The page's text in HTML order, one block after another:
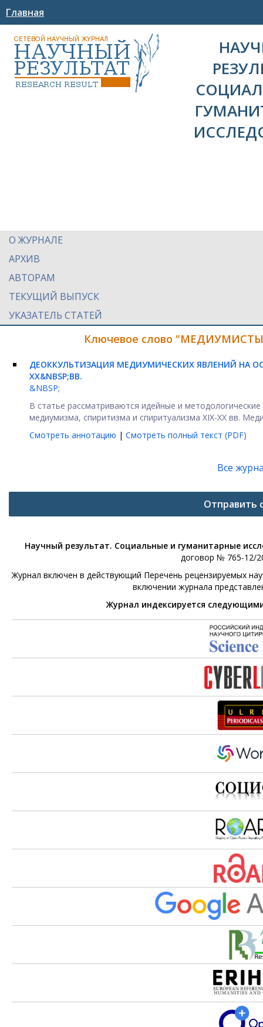
Главная
О ЖУРНАЛЕ
АРХИВ
АВТОРАМ
ТЕКУЩИЙ ВЫПУСК
УКАЗАТЕЛЬ СТАТЕЙ
Ключевое слово
ДЕОККУЛЬТИЗАЦИЯ МЕДИУМИЧЕСКИХ ЯВЛЕНИЙ НА
XX&NBSP;ВВ.
&NBSP;
В статье рассматриваются идейные и
медиумизма, спиритизма и спиритуализма XIX-XX вв.
Смотреть аннотацию | Смотреть полный текст (PDF)
Все
Отправить
Научный результат. Социальные и гуманитарные
договор № 765-12/
Журнал включен в действующий Перечень рецензируемых
включении журнала
Журнал индексируется